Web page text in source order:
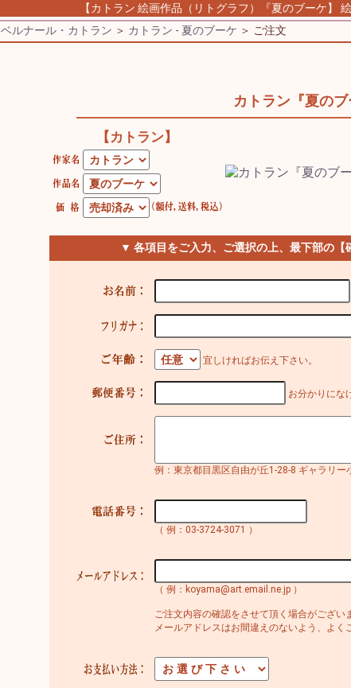
【カトラン 絵画作品（リトグラフ）『夏のブーケ】
ベルナール・カトラン ＞ カトラン - 夏のブーケ ＞ ご注文
カトラン『夏のブ
【カトラン】
▼ 各項目をご入力、ご選択の上、最下部の
宜しければお伝え下さい。
お分かりにな
例：東京都目黒区自由が丘1-28-8 ギャラリー
（ 例：03-3724-3071 ）
（ 例：koyama@art.email.ne.jp ）
ご注文内容の確認をさせて頂く場合がござい
メールアドレスはお間違えのないよう、よく